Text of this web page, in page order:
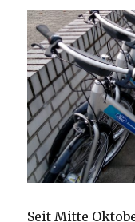
Seit Mitte